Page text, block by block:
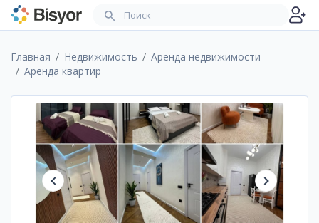
Главная Недвижимость
Аренда недвижимости
Аренда квартир